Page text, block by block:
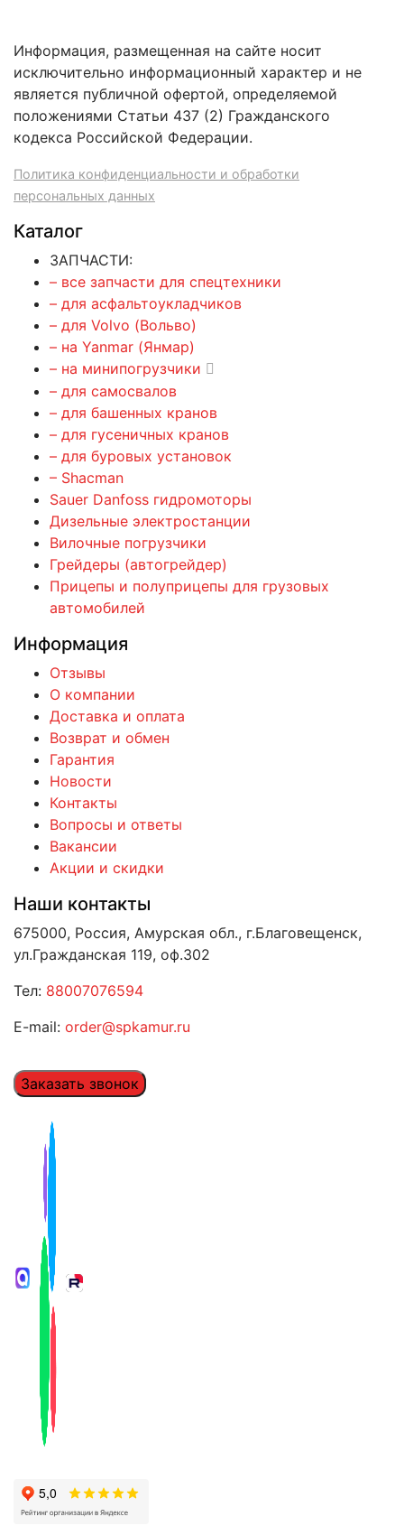
Информация, размещенная на сайте носит
исключительно информационный характер и не
является публичной офертой, определяемой
положениями Статьи 437 (2) Гражданского
кодекса Российской Федерации.
Политика конфиденциальности и обработки
персональных данных
Каталог
ЗАПЧАСТИ:
– все запчасти для спецтехники
– для асфальтоукладчиков
– для Volvo (Вольво)
– на Yanmar (Янмар)
– на минипогрузчики
– для самосвалов
– для башенных кранов
– для гусеничных кранов
– для буровых установок
– Shacman
Sauer Danfoss гидромоторы
Дизельные электростанции
Вилочные погрузчики
Грейдеры (автогрейдер)
Прицепы и полуприцепы для грузовых
автомобилей
Информация
Отзывы
О компании
Доставка и оплата
Возврат и обмен
Гарантия
Новости
Контакты
Вопросы и ответы
Вакансии
Акции и скидки
Наши контакты
675000, Россия, Амурская обл., г.Благовещенск,
ул.Гражданская 119, оф.302
Тел: 88007076594
E-mail: order@spkamur.ru
Заказать звонок